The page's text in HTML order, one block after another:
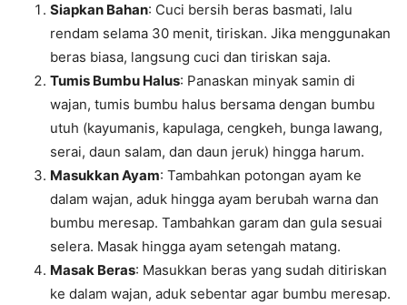
Siapkan Bahan: Cuci bersih beras basmati, lalu
rendam selama 30 menit, tiriskan. Jika menggunakan
beras biasa, langsung cuci dan tiriskan saja.
Tumis Bumbu Halus: Panaskan minyak samin di
wajan, tumis bumbu halus bersama dengan bumbu
utuh (kayumanis, kapulaga, cengkeh, bunga lawang,
serai, daun salam, dan daun jeruk) hingga harum.
Masukkan Ayam: Tambahkan potongan ayam ke
dalam wajan, aduk hingga ayam berubah warna dan
bumbu meresap. Tambahkan garam dan gula sesuai
selera. Masak hingga ayam setengah matang.
Masak Beras: Masukkan beras yang sudah ditiriskan
ke dalam wajan, aduk sebentar agar bumbu meresap.